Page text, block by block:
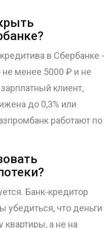
в Сбербанке -
менее 5000 ₽ и не
клиент,
до 0,3% или
работают по
Банк-кредитор
убедиться, что деньги
квартиры, а не на